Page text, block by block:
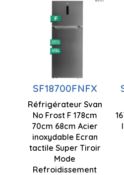
SF18700FNFX
Réfrigérateur Svan
No Frost F 178cm
70cm 68cm Acier
inoxydable Ecran
tactile Super Tiroir
Mode
Refroidissement
Technologie
antigel
Ventilation
multiples
Ecran
tactile LED
de contrôle
Boîtier
réfrigérant